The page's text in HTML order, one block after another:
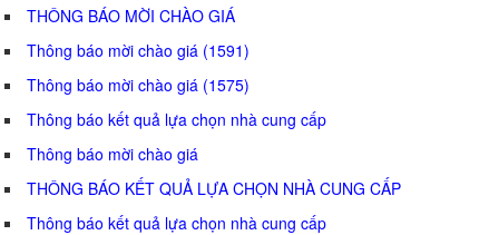
THÔNG BÁO MỜI CHÀO GIÁ
Thông báo mời chào giá (1591)
Thông báo mời chào giá (1575)
Thông báo kết quả lựa chọn nhà cung cấp
Thông báo mời chào giá
THÔNG BÁO KẾT QUẢ LỰA CHỌN NHÀ CUNG CẤP
Thông báo kết quả lựa chọn nhà cung cấp